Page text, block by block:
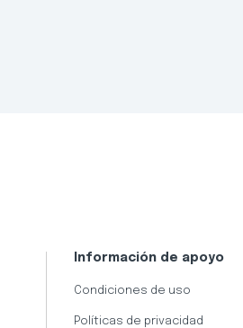
Información de apoyo
Condiciones de uso
Políticas de privacidad